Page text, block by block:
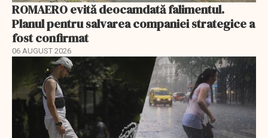
ROMAERO evită deocamdată falimentul.
Planul pentru salvarea companiei strategice a
fost confirmat
06 AUGUST 2026